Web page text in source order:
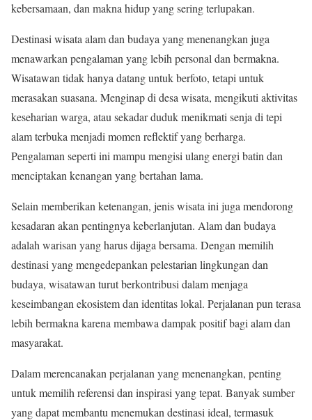
kebersamaan, dan makna hidup yang sering terlupakan.
Destinasi wisata alam dan budaya yang menenangkan juga
menawarkan pengalaman yang lebih personal dan bermakna.
Wisatawan tidak hanya datang untuk berfoto, tetapi untuk
merasakan suasana. Menginap di desa wisata, mengikuti aktivitas
keseharian warga, atau sekadar duduk menikmati senja di tepi
alam terbuka menjadi momen reflektif yang berharga.
Pengalaman seperti ini mampu mengisi ulang energi batin dan
menciptakan kenangan yang bertahan lama.
Selain memberikan ketenangan, jenis wisata ini juga mendorong
kesadaran akan pentingnya keberlanjutan. Alam dan budaya
adalah warisan yang harus dijaga bersama. Dengan memilih
destinasi yang mengedepankan pelestarian lingkungan dan
budaya, wisatawan turut berkontribusi dalam menjaga
keseimbangan ekosistem dan identitas lokal. Perjalanan pun terasa
lebih bermakna karena membawa dampak positif bagi alam dan
masyarakat.
Dalam merencanakan perjalanan yang menenangkan, penting
untuk memilih referensi dan inspirasi yang tepat. Banyak sumber
yang dapat membantu menemukan destinasi ideal, termasuk